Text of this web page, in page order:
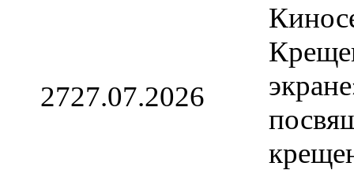
2727.07.2026